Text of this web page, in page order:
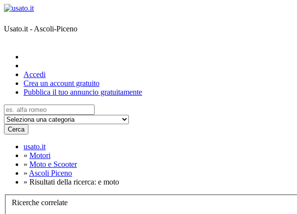
Usato.it - Ascoli-Piceno
Accedi
Crea un account gratuito
Pubblica il tuo annuncio gratuitamente
Cerca
usato.it
» Motori
» Moto e Scooter
» Ascoli Piceno
» Risultati della ricerca: e moto
Ricerche correlate